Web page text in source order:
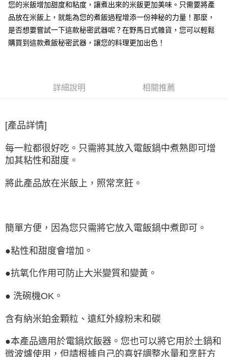
台新國際商業銀行
中國信託商業銀行
台灣樂天信用卡公司
Google Pay
ATM付款
每筆NT$65，滿NT$999(含以上)免運費
每筆NT$65，滿NT$999(含以上)免運費
每筆NT$65，滿NT$999(含以上)免運費
您的米飯增加甜度和粘度，讓煮出來的米飯更加美味。只需要將產
品放在米飯上，就能為您的煮飯過程增添一份神秘的力量！那麼，
是否想要嘗試一下這款秘密武器呢？在野馬日式雜貨，您可以輕鬆
購買到這款煮飯秘密武器，讓您的料理更加出色！
詳細說明 相關推薦
[產品詳情]
每一粒都很好吃。只需將其放入電飯鍋中煮熟即可增
加其粘性和甜度。
將此產品放在米飯上，照常烹飪。
簡單方便，因為您只需將它放入電飯鍋中煮即可。
●粘性和甜度會增加。
●抗氧化作用可防止大米變質和變黃。
● 洗碗機OK。
含有納米鉑金顆粒、遠紅外線粉末和碳
●本產品適用於電鍋炊飯器。您也可以將它用於土鍋和
微波爐使用，但請根據自己的喜好調整水量和烹飪方